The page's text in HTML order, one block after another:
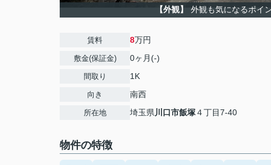
【外観】 外観も気になるポイ
賃料 8万円
敷金(保証金) 0ヶ月(-)
間取り 1K
向き 南西
所在地 埼玉県川口市飯塚４丁目7-40
物件の特徴